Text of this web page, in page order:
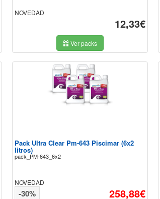
NOVEDAD
12,33€
Ver packs
Pack Ultra Clear Pm-643 Piscimar (6x2
litros)
pack_PM-643_6x2
NOVEDAD
258,88€
-30%